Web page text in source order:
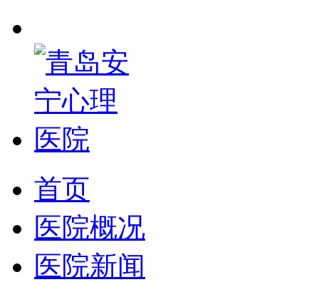
首页
医院概况
医院新闻